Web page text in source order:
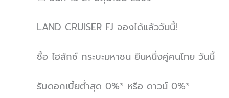
LAND CRUISER FJ จองได้แล้ววันนี้!
ซื้อ ไฮลักซ์ กระบะมหาชน ยืนหนึ่งคู่คนไทย วันนี้
รับดอกเบี้ยต่ำสุด 0%* หรือ ดาวน์ 0%*